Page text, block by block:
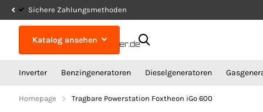
Sichere Zahlungsmethoden
Katalog ansehen
Inverter Benzingeneratoren Dieselgeneratoren
Homepage Tragbare Powerstation Foxtheon iGo 600